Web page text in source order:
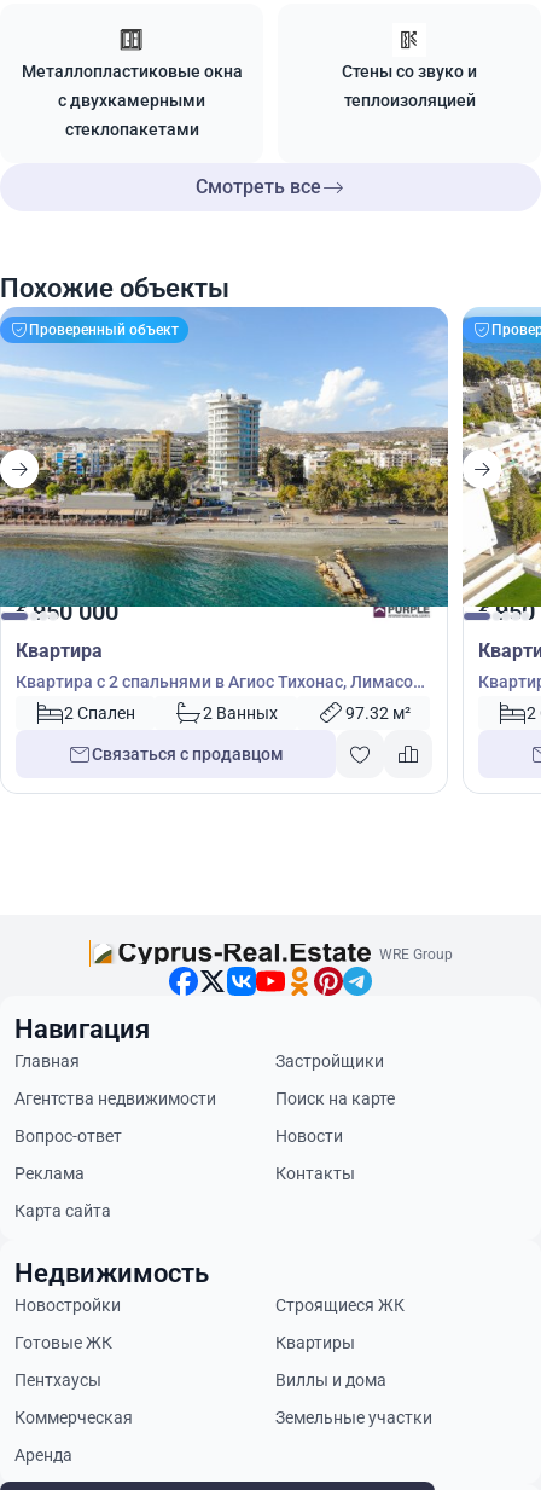
Металлопластиковые окна
с двухкамерными
стеклопакетами
Стены со звуко и
теплоизоляцией
Смотреть все
Похожие объекты
Проверенный объект
€950 000
Квартира
Квартира с 2 спальнями в Агиос Тихонас, Лимасол,
Кипр № 51543
2 Спален 2 Ванных 97.32 м²
Связаться с продавцом
€950
Кипр2
WRE Group
Навигация
Главная
Застройщики
Агентства недвижимости
Поиск на карте
Вопрос-ответ
Новости
Реклама
Контакты
Карта сайта
Недвижимость
Новостройки
Строящиеся ЖК
Готовые ЖК
Квартиры
Пентхаусы
Виллы и дома
Коммерческая
Земельные участки
Аренда